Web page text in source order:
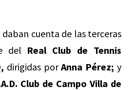
cuenta de las terceras
del Real Club de Tennis
dirigidas porAnna Pérez; y
Club de Campo Villa de